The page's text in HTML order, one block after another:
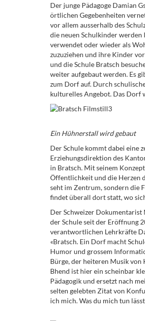
Der junge Pädagoge Damian
örtlichen Gegebenheiten
vor allem ausserhalb des
die neuen Schulkinder werden
verwendet oder wieder als
zuzuziehen und ihre Kinder
und die Schule Bratsch
weiter aufgebaut werden. Es
zum Dorf auf. Durch
kulturelles Angebot. Das Dorf
Ein Hühnerstall wird gebaut
Der Schule kommt dabei eine
Erziehungsdirektion des
in Bratsch. Mit seinem
Öffentlichkeit und die Herzen
seht im Zentrum, sondern die
findet überall dort statt, wo
Der Schweizer
der Schule seit der Eröffnung
verantwortlichen Lehrkräfte
«Bratsch. Ein Dorf macht
Humor und grossem
Bürge, der heiteren Musik
Bhend ist hier ein scheinbar
Pädagogik und ersetzt nach
selten gelebten Zitat von
ich mich. Was du mich tun